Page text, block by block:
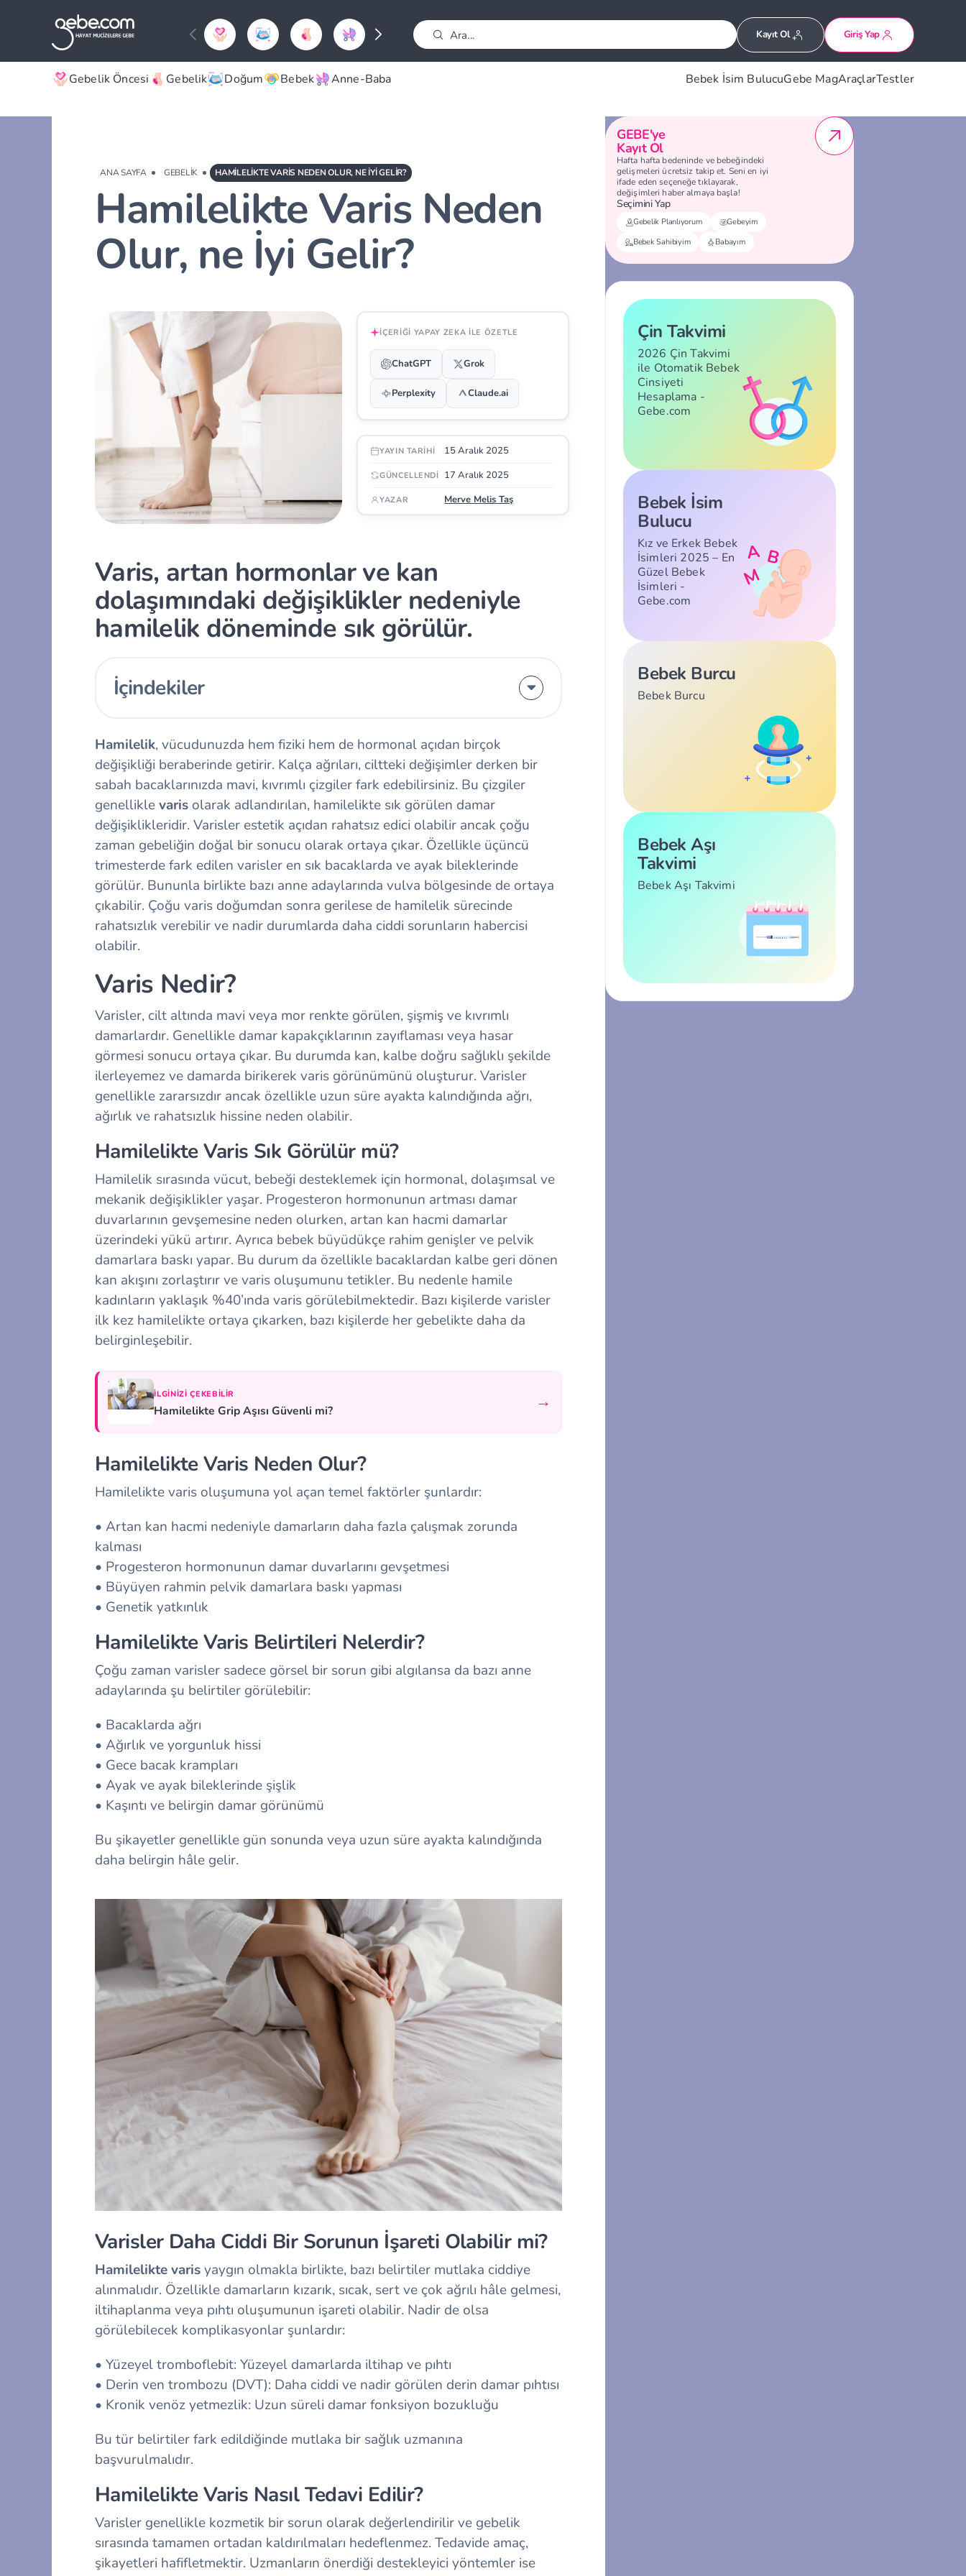
Kayıt Ol Giriş Yap
Gebelik Öncesi Gebelik Doğum Bebek Anne-Baba Bebek İsim BulucuGebe MagAraçlarTestler
ANA SAYFA GEBELIK HAMILELIKTE VARIS NEDEN OLUR, NE İYI GELIR?
Hamilelikte Varis Neden
Olur, ne İyi Gelir?
İÇERIĞI YAPAY ZEKA ILE ÖZETLE
ChatGPT Grok
Perplexity Claude.ai
YAYIN TARIHI 15 Aralık 2025
GÜNCELLENDI 17 Aralık 2025
YAZAR Merve Melis Taş
Varis, artan hormonlar ve kan
dolaşımındaki değişiklikler nedeniyle
hamilelik döneminde sık görülür.
İçindekiler
Hamilelik, vücudunuzda hem fiziki hem de hormonal açıdan birçok
değişikliği beraberinde getirir. Kalça ağrıları, ciltteki değişimler derken bir
sabah bacaklarınızda mavi, kıvrımlı çizgiler fark edebilirsiniz. Bu çizgiler
genelliklevaris olarak adlandırılan, hamilelikte sık görülen damar
değişiklikleridir. Varisler estetik açıdan rahatsız edici olabilir ancak çoğu
zaman gebeliğin doğal bir sonucu olarak ortaya çıkar. Özellikle üçüncü
trimesterde fark edilen varisler en sık bacaklarda ve ayak bileklerinde
görülür. Bununla birlikte bazı anne adaylarında vulva bölgesinde de ortaya
çıkabilir. Çoğu varis doğumdan sonra gerilese de hamilelik sürecinde
rahatsızlık verebilir ve nadir durumlarda daha ciddi sorunların habercisi
olabilir.
Varis Nedir?
Varisler, cilt altında mavi veya mor renkte görülen, şişmiş ve kıvrımlı
damarlardır. Genellikle damar kapakçıklarının zayıflaması veya hasar
görmesi sonucu ortaya çıkar. Bu durumda kan, kalbe doğru sağlıklı şekilde
ilerleyemez ve damarda birikerek varis görünümünü oluşturur. Varisler
genellikle zararsızdır ancak özellikle uzun süre ayakta kalındığında ağrı,
ağırlık ve rahatsızlık hissine neden olabilir.
Hamilelikte Varis Sık Görülür mü?
Hamilelik sırasında vücut, bebeği desteklemek için hormonal, dolaşımsal ve
mekanik değişiklikler yaşar. Progesteron hormonunun artması damar
duvarlarının gevşemesine neden olurken, artan kan hacmi damarlar
üzerindeki yükü artırır. Ayrıca bebek büyüdükçe rahim genişler ve pelvik
damarlara baskı yapar. Bu durum da özellikle bacaklardan kalbe geri dönen
kan akışını zorlaştırır ve varis oluşumunu tetikler. Bu nedenle hamile
kadınların yaklaşık %40’ında varis görülebilmektedir. Bazı kişilerde varisler
ilk kez hamilelikte ortaya çıkarken, bazı kişilerde her gebelikte daha da
belirginleşebilir.
İLGINIZI ÇEKEBILIR
Hamilelikte Grip Aşısı Güvenli mi? →
Hamilelikte Varis Neden Olur?
Hamilelikte varis oluşumuna yol açan temel faktörler şunlardır:
• Artan kan hacmi nedeniyle damarların daha fazla çalışmak zorunda
kalması
• Progesteron hormonunun damar duvarlarını gevşetmesi
• Büyüyen rahmin pelvik damarlara baskı yapması
• Genetik yatkınlık
Hamilelikte Varis Belirtileri Nelerdir?
Çoğu zaman varisler sadece görsel bir sorun gibi algılansa da bazı anne
adaylarında şu belirtiler görülebilir:
• Bacaklarda ağrı
• Ağırlık ve yorgunluk hissi
• Gece bacak krampları
• Ayak ve ayak bileklerinde şişlik
• Kaşıntı ve belirgin damar görünümü
Bu şikayetler genellikle gün sonunda veya uzun süre ayakta kalındığında
daha belirgin hâle gelir.
Varisler Daha Ciddi Bir Sorunun İşareti Olabilir mi?
Hamilelikte varisyaygın olmakla birlikte, bazı belirtiler mutlaka ciddiye
alınmalıdır. Özellikle damarların kızarık, sıcak, sert ve çok ağrılı hâle gelmesi,
iltihaplanma veya pıhtı oluşumunun işareti olabilir. Nadir de olsa
görülebilecek komplikasyonlar şunlardır:
• Yüzeyel tromboflebit: Yüzeyel damarlarda iltihap ve pıhtı
• Derin ven trombozu (DVT): Daha ciddi ve nadir görülen derin damar pıhtısı
• Kronik venöz yetmezlik: Uzun süreli damar fonksiyon bozukluğu
Bu tür belirtiler fark edildiğinde mutlaka bir sağlık uzmanına
başvurulmalıdır.
Hamilelikte Varis Nasıl Tedavi Edilir?
Varisler genellikle kozmetik bir sorun olarak değerlendirilir ve gebelik
sırasında tamamen ortadan kaldırılmaları hedeflenmez. Tedavide amaç,
şikayetleri hafifletmektir. Uzmanların önerdiği destekleyici yöntemler ise
GEBE'ye
Kayıt Ol
Hafta hafta bedeninde ve bebeğindeki
gelişmeleri ücretsiz takip et. Seni en iyi
ifade eden seçeneğe tıklayarak,
değişimleri haber almaya başla!
Seçimini Yap
Gebelik Planlıyorum
Gebeyim
Bebek Sahibiyim
Babayım
Çin Takvimi
2026 Çin Takvimi
ile Otomatik Bebek
Cinsiyeti
Hesaplama -
Gebe.com
Bebek İsim
Bulucu
Kız ve Erkek Bebek
İsimleri 2025 – En
Güzel Bebek
İsimleri -
Gebe.com
Bebek Burcu
Bebek Burcu
Bebek Aşı
Takvimi
Bebek Aşı Takvimi